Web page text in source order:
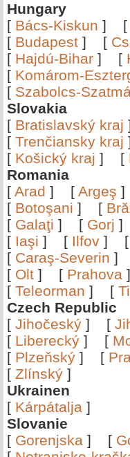
Hungary
[ Bács-Kiskun ] [
[ Budapest ] [
[ Hajdú-Bihar ] [
[ Komárom-
[ Szabolcs-
Slovakia
[ Bratislavský kraj
[ Trenčiansky kraj
[ Košický kraj ] [
Romania
[ Arad ] [ Argeş ]
[ Botoşani ] [
[ Galaţi ] [ Gorj ]
[ Iaşi ] [ Ilfov ] [
[ Caraş-Severin ]
[ Olt ] [ Prahova
[ Teleorman ] [
Czech Republic
[ Jihočeský ] [
[ Liberecký ] [
[ Plzeňský ] [
[ Zlínský ]
Ukrainen
[ Kárpátalja ]
Slovanie
[ Gorenjska ] [